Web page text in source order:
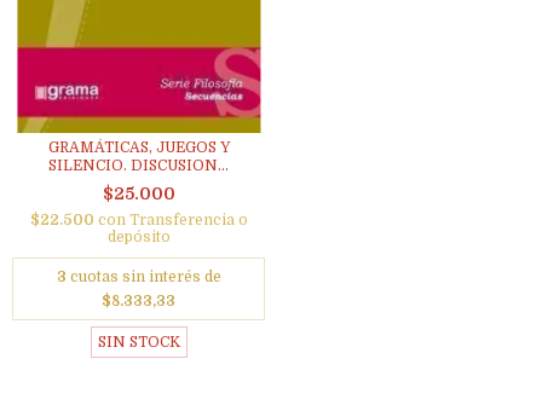
GRAMÁTICAS, JUEGOS Y
SILENCIO. DISCUSION...
$25.000
$22.500 con Transferencia o
depósito
3 cuotas sin interés de
$8.333,33
SIN STOCK